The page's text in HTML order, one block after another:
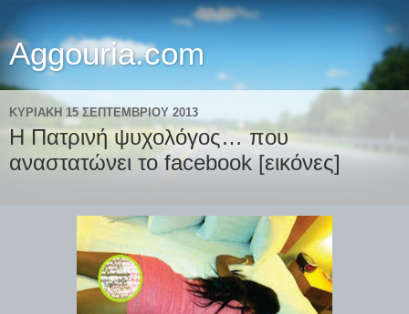
Aggouria.com
ΚΥΡΙΑΚΉ 15 ΣΕΠΤΕΜΒΡΊΟΥ 2013
Η Πατρινή ψυχολόγος… που
αναστατώνει το facebook [εικόνες]